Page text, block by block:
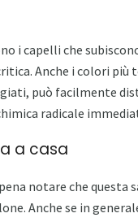
i capelli che
Anche i colori
può facilmente
radicale
a casa
notare che questa
Anche se in